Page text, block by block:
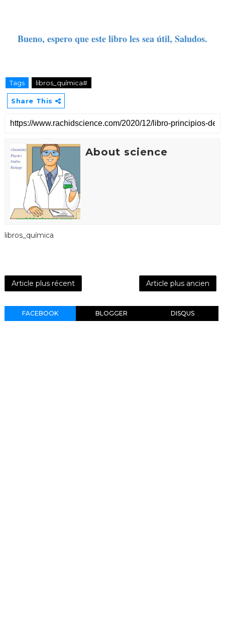
Bueno, espero que este libro les sea útil, Saludos.
Tags libros_química#
Share This
About science
libros_química
Article plus récent Article plus ancien
FACEBOOK BLOGGER DISQUS